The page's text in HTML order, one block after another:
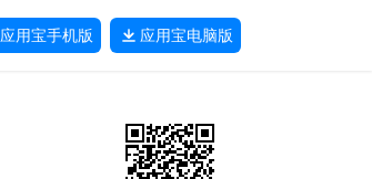
应用宝手机版 应用宝电脑版